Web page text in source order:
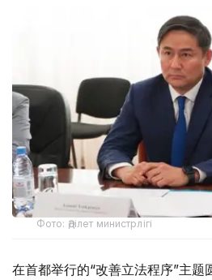
Фото: Әділет министрлігі
在首都举行的“改善立法程序”主题